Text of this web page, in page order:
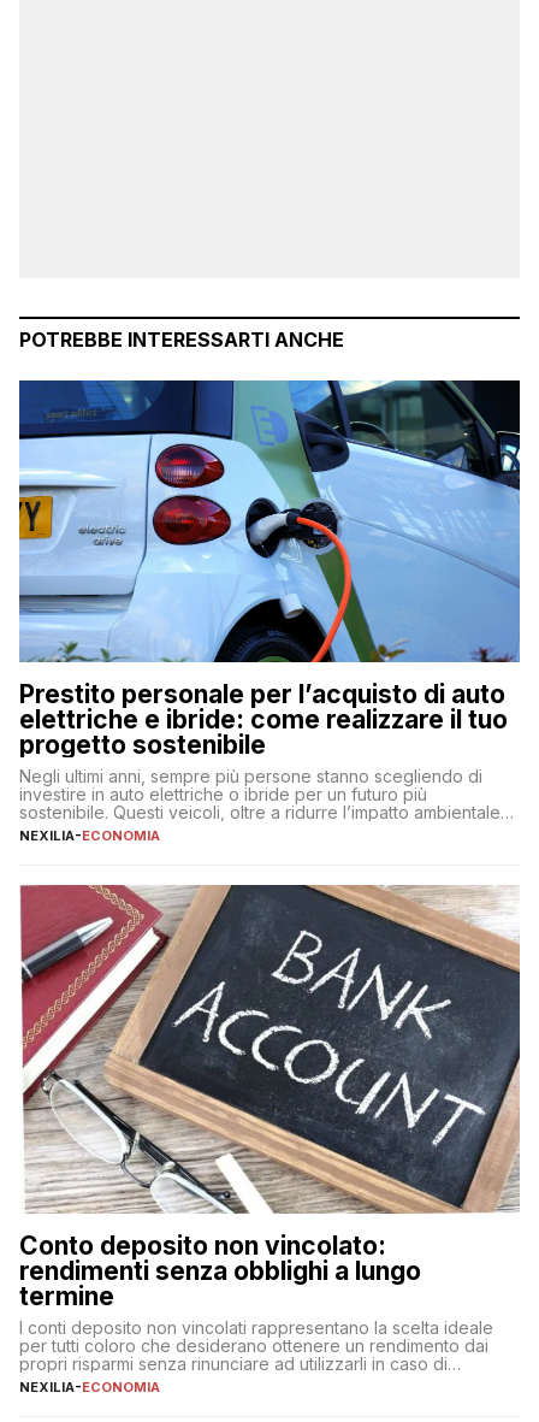
POTREBBE INTERESSARTI ANCHE
Prestito personale per l’acquisto di auto
elettriche e ibride: come realizzare il tuo
progetto sostenibile
Negli ultimi anni, sempre più persone stanno scegliendo di
investire in auto elettriche o ibride per un futuro più
sostenibile. Questi veicoli, oltre a ridurre l’impatto ambientale,
offrono vantaggi economici a lungo termine, come minori costi
fare se non […]
NEXILIA-ECONOMIA
Conto deposito non vincolato:
rendimenti senza obblighi a lungo
termine
I conti deposito non vincolati rappresentano la scelta ideale
per tutti coloro che desiderano ottenere un rendimento dai
propri risparmi senza rinunciare ad utilizzarli in caso di
necessità. A differenza delle forme vincolate tradizionali,
NEXILIA-ECONOMIA